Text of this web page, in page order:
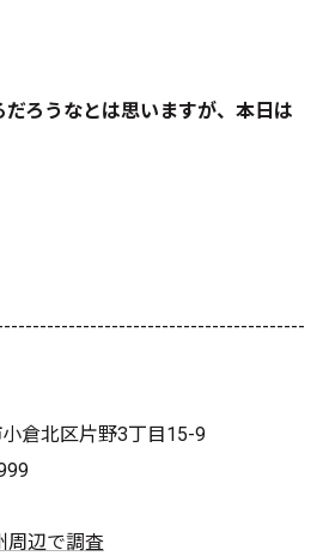
だろうなとは思いますが、本日は
倉北区片野3丁目15-9
周辺で調査